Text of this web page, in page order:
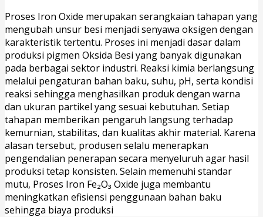
Proses Iron Oxide merupakan serangkaian tahapan yang
mengubah unsur besi menjadi senyawa oksigen dengan
karakteristik tertentu. Proses ini menjadi dasar dalam
produksi pigmen Oksida Besi yang banyak digunakan
pada berbagai sektor industri. Reaksi kimia berlangsung
melalui pengaturan bahan baku, suhu, pH, serta kondisi
reaksi sehingga menghasilkan produk dengan warna
dan ukuran partikel yang sesuai kebutuhan. Setiap
tahapan memberikan pengaruh langsung terhadap
kemurnian, stabilitas, dan kualitas akhir material. Karena
alasan tersebut, produsen selalu menerapkan
pengendalian penerapan secara menyeluruh agar hasil
produksi tetap konsisten. Selain memenuhi standar
mutu, Proses Iron Fe₂O₃ Oxide juga membantu
meningkatkan efisiensi penggunaan bahan baku
sehingga biaya produksi